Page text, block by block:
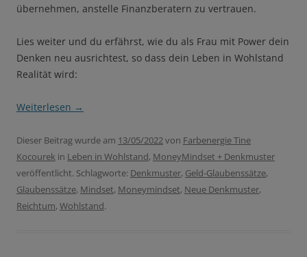
übernehmen, anstelle Finanzberatern zu vertrauen.
Lies weiter und du erfährst, wie du als Frau mit Power dein
Denken neu ausrichtest, so dass dein Leben in Wohlstand
Realität wird:
Weiterlesen →
Dieser Beitrag wurde am 13/05/2022von Farbenergie Tine
Kocourek in Leben in Wohlstand, MoneyMindset + Denkmuster
veröffentlicht. Schlagworte: Denkmuster, Geld-Glaubenssätze,
Glaubenssätze, Mindset, Moneymindset, Neue Denkmuster,
Reichtum, Wohlstand.